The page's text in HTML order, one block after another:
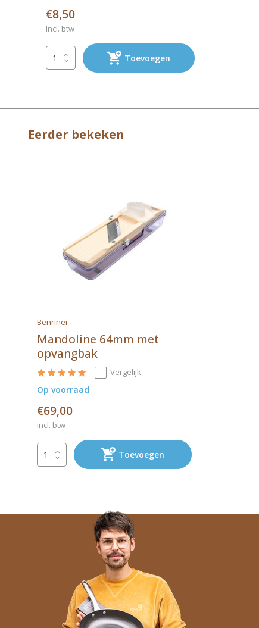
€8,50
Incl. btw
Toevoegen
Eerder bekeken
Benriner
Mandoline 64mm met
opvangbak
Vergelijk
Op voorraad
€69,00
Incl. btw
Toevoegen